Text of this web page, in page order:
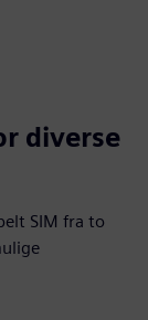
diverse
SIM fra to